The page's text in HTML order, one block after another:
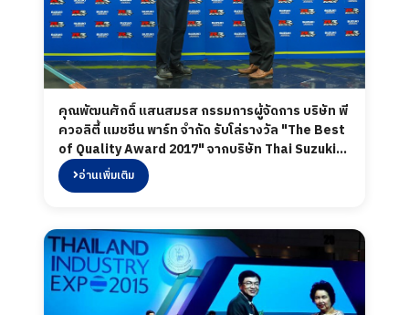
คุณพัฒนศักดิ์ แสนสมรส กรรมการผู้จัดการ บริษัท พี
ควอลิตี้ แมชชีน พาร์ท จำกัด รับโล่รางวัล "The Best
of Quality Award 2017" จากบริษัท Thai Suzuki
Motor Co.,Ltd.
อ่านเพิ่มเติม